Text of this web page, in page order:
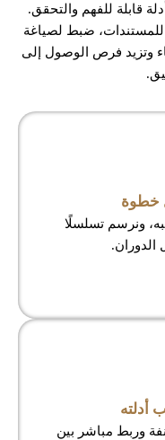
قابلة للفهم والتحقق.
ضبط لصياغة
وتزيد فرص الوصول إلى
خطوة
ونرسم تسلسلًا
الدوران.
أدلته
وربط مباشر بين